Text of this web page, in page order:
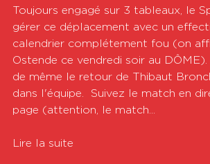
Toujours engagé sur 3 tableaux, le
gérer ce déplacement avec un
calendrier complétement fou (on
Ostende ce vendredi soir au
de même le retour de Thibaut
dans l'équipe.  Suivez le match en
page (attention, le match...
Lire la suite